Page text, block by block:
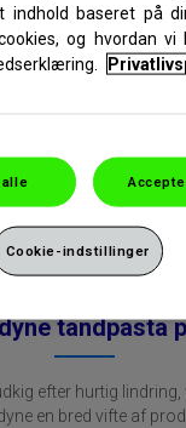
Sensodyne
tandpasta
efter hurtig
en bred vifte af
indhold baseret på
og hvordan vi
Cookie-indstillinger